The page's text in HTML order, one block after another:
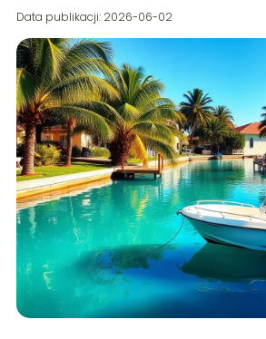
Data publikacji: 2026-06-02